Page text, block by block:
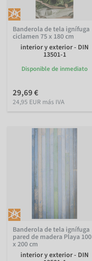
Banderola de tela ignífuga
ciclamen 75 x 180 cm
interior y exterior - DIN
13501-1
Disponible de inmediato
29,69 €
24,95 EUR más IVA
Banderola de tela ignífuga
pared de madera Playa 100
x 200 cm
interior y exterior - DIN